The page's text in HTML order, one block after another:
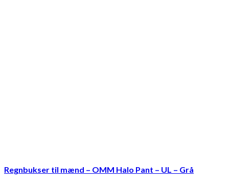
Regnbukser til mænd – OMM Halo Pant – UL – Grå